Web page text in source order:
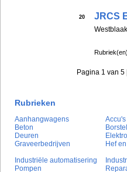
20 JRCS
Pagina 1 van 5 |
Rubrieken
Aanhangwagens Accu's
Beton
Deuren
Graveerbedrijven
Hef
Industriële automatisering
Pompen